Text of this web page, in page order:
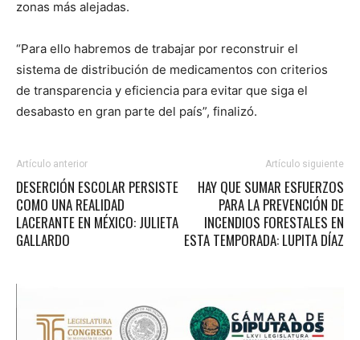
zonas más alejadas.
“Para ello habremos de trabajar por reconstruir el
sistema de distribución de medicamentos con criterios
de transparencia y eficiencia para evitar que siga el
desabasto en gran parte del país”, finalizó.
Artículo anterior
DESERCIÓN ESCOLAR PERSISTE
COMO UNA REALIDAD
LACERANTE EN MÉXICO: JULIETA
GALLARDO
Artículo siguiente
HAY QUE SUMAR ESFUERZOS
PARA LA PREVENCIÓN DE
INCENDIOS FORESTALES EN
ESTA TEMPORADA: LUPITA DÍAZ